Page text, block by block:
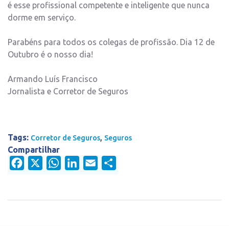
é esse profissional competente e inteligente que nunca
dorme em serviço.
Parabéns para todos os colegas de profissão. Dia 12 de
Outubro é o nosso dia!
Armando Luís Francisco
Jornalista e Corretor de Seguros
Tags: Corretor de Seguros, Seguros
Compartilhar
Facebook
WhatsAppLinkedIn
Email